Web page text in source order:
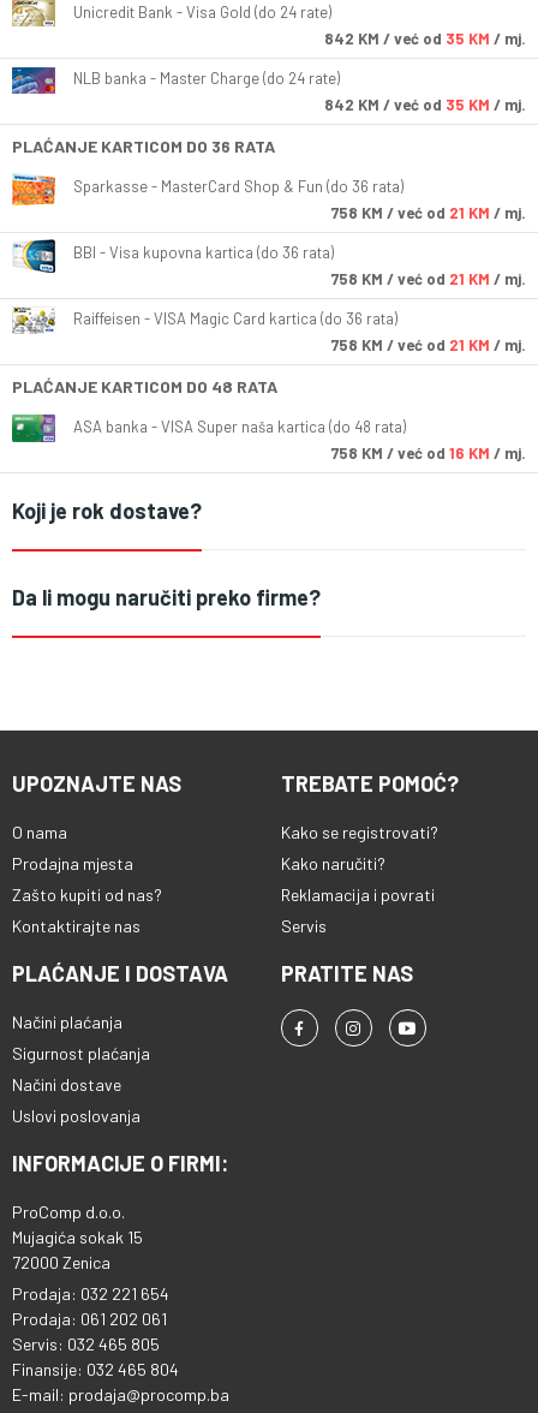
Unicredit Bank - Visa Gold (do 24 rate)
842 KM / već od 35 KM / mj.
NLB banka - Master Charge (do 24 rate)
842 KM / već od 35 KM / mj.
PLAĆANJE KARTICOM DO 36 RATA
Sparkasse - MasterCard Shop & Fun (do 36 rata)
758 KM / već od 21 KM / mj.
BBI - Visa kupovna kartica (do 36 rata)
758 KM / već od 21 KM / mj.
Raiffeisen - VISA Magic Card kartica (do 36 rata)
758 KM / već od 21 KM / mj.
PLAĆANJE KARTICOM DO 48 RATA
ASA banka - VISA Super naša kartica (do 48 rata)
758 KM / već od 16 KM / mj.
Koji je rok dostave?
Da li mogu naručiti preko firme?
UPOZNAJTE NAS
O nama
Prodajna mjesta
Zašto kupiti od nas?
Kontaktirajte nas
TREBATE POMOĆ?
Kako se registrovati?
Kako naručiti?
Reklamacija i povrati
Servis
PLAĆANJE I DOSTAVA
Načini plaćanja
Sigurnost plaćanja
Načini dostave
Uslovi poslovanja
PRATITE NAS
INFORMACIJE O FIRMI:
ProComp d.o.o.
Mujagića sokak 15
72000 Zenica
Prodaja: 032 221 654
Prodaja: 061 202 061
Servis: 032 465 805
Finansije: 032 465 804
E-mail: prodaja@procomp.ba